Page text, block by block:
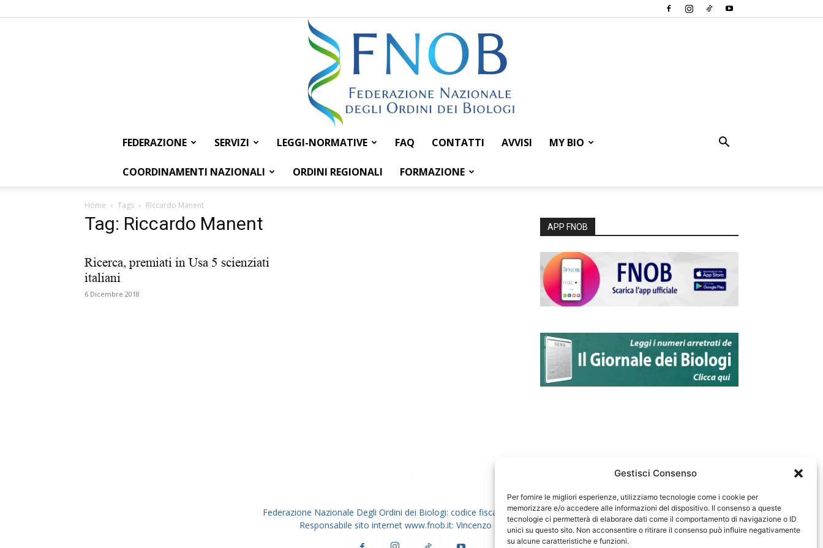
Gestisci Consenso
Per fornire le migliori esperienze, utilizziamo tecnologie come i cookie per
memorizzare e/o accedere alle informazioni del dispositivo. Il consenso a queste
tecnologie ci permetterà di elaborare dati come il comportamento di navigazione o ID
unici su questo sito. Non acconsentire o ritirare il consenso può influire negativamente
su alcune caratteristiche e funzioni.
Federazione
FEDERAZIONE SERVIZI LEGGI-NORMATIVE FAQ CONTATTI AVVISI MY BIO
COORDINAMENTI NAZIONALI ORDINI REGIONALI FORMAZIONE
Home Tags Riccardo Manent
Tag: Riccardo Manent
Ricerca, premiati in Usa 5 scienziati
italiani
6 Dicembre 2018
APP FNOB
Federazione Nazionale Degli Ordini dei Biologi: codice fiscale 80069130583
Responsabile sito internet www.fnob.it: Vincenzo D'Anna